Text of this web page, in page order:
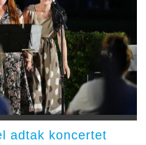
adtak koncertet